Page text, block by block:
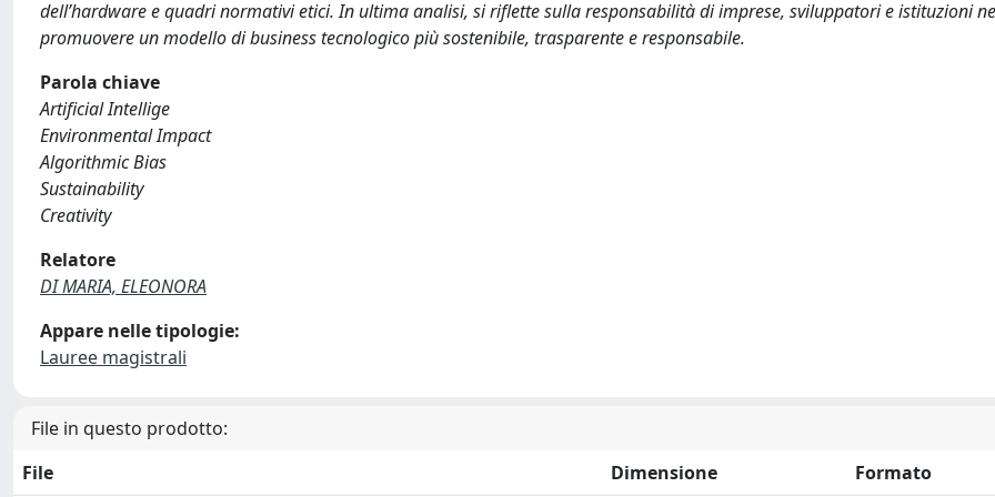
dell’hardware e quadri normativi etici. In ultima analisi, si riflette sulla responsabilità di imprese, sviluppatori e istituzioni
promuovere un modello di business tecnologico più sostenibile, trasparente e responsabile.
Parola chiave
Artificial Intellige
Environmental Impact
Algorithmic Bias
Sustainability
Creativity
Relatore
DI MARIA, ELEONORA
Appare nelle tipologie:
Lauree magistrali
File in questo prodotto:
File
Dimensione Formato